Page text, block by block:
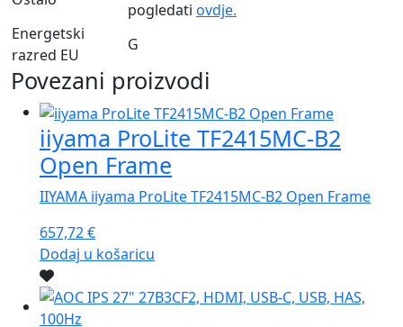
pogledati ovdje.
Energetski
razred EU
G
Povezani proizvodi
iiyama ProLite TF2415MC-B2
Open Frame
IIYAMA iiyama ProLite TF2415MC-B2 Open Frame
657,72€
Dodaj u košaricu